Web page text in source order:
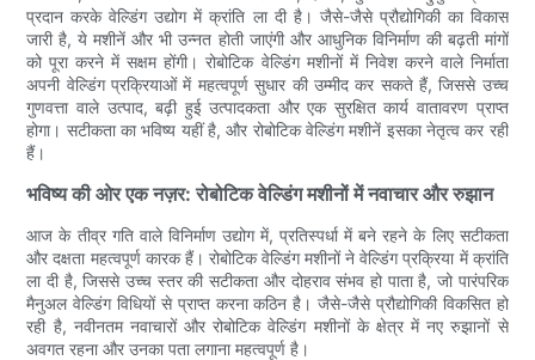
प्रदान करके वेल्डिंग उद्योग में क्रांति ला दी है। जैसे-जैसे प्रौद्योगिकी का विकास
जारी है, ये मशीनें और भी उन्नत होती जाएंगी और आधुनिक विनिर्माण की बढ़ती मांगों
को पूरा करने में सक्षम होंगी। रोबोटिक वेल्डिंग मशीनों में निवेश करने वाले निर्माता
अपनी वेल्डिंग प्रक्रियाओं में महत्वपूर्ण सुधार की उम्मीद कर सकते हैं, जिससे उच्च
गुणवत्ता वाले उत्पाद, बढ़ी हुई उत्पादकता और एक सुरक्षित कार्य वातावरण प्राप्त
होगा। सटीकता का भविष्य यहीं है, और रोबोटिक वेल्डिंग मशीनें इसका नेतृत्व कर रही
हैं।
भविष्य की ओर एक नज़र: रोबोटिक वेल्डिंग मशीनों में नवाचार और रुझान
आज के तीव्र गति वाले विनिर्माण उद्योग में, प्रतिस्पर्धा में बने रहने के लिए सटीकता
और दक्षता महत्वपूर्ण कारक हैं। रोबोटिक वेल्डिंग मशीनों ने वेल्डिंग प्रक्रिया में क्रांति
ला दी है, जिससे उच्च स्तर की सटीकता और दोहराव संभव हो पाता है, जो पारंपरिक
मैनुअल वेल्डिंग विधियों से प्राप्त करना कठिन है। जैसे-जैसे प्रौद्योगिकी विकसित हो
रही है, नवीनतम नवाचारों और रोबोटिक वेल्डिंग मशीनों के क्षेत्र में नए रुझानों से
अवगत रहना और उनका पता लगाना महत्वपूर्ण है।